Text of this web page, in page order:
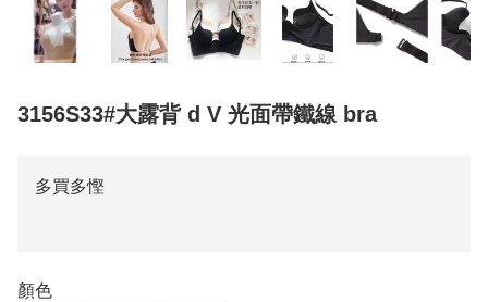
3156S33#大露背 d V 光面帶鐵線 bra
多買多慳
顏色